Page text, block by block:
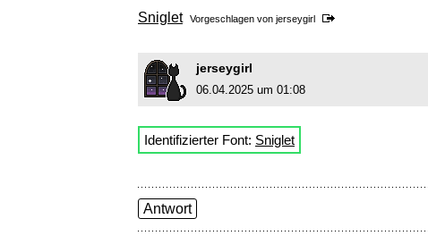
Sniglet Vorgeschlagen von jerseygirl
jerseygirl
06.04.2025 um 01:08
Identifizierter Font: Sniglet
Antwort